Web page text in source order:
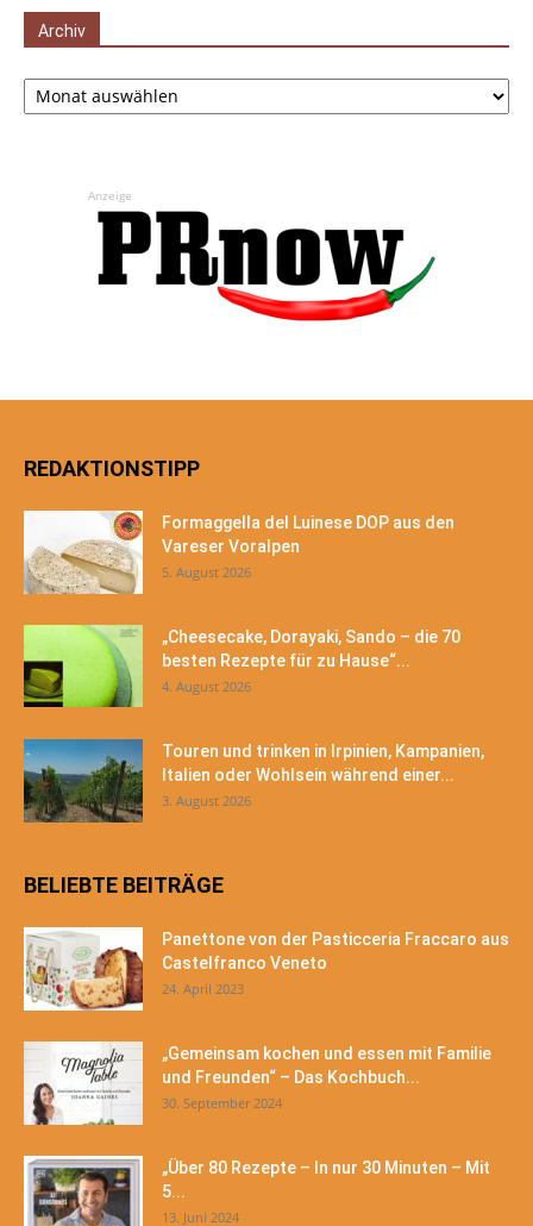
Archiv
Archiv
Anzeige
REDAKTIONSTIPP
Formaggella del Luinese DOP aus den
Vareser Voralpen
5. August 2026
„Cheesecake, Dorayaki, Sando – die 70
besten Rezepte für zu Hause“...
4. August 2026
Touren und trinken in Irpinien, Kampanien,
Italien oder Wohlsein während einer...
3. August 2026
BELIEBTE BEITRÄGE
Panettone von der Pasticceria Fraccaro aus
Castelfranco Veneto
24. April 2023
„Gemeinsam kochen und essen mit Familie
und Freunden“ – Das Kochbuch...
30. September 2024
„Über 80 Rezepte – In nur 30 Minuten – Mit
5...
13. Juni 2024